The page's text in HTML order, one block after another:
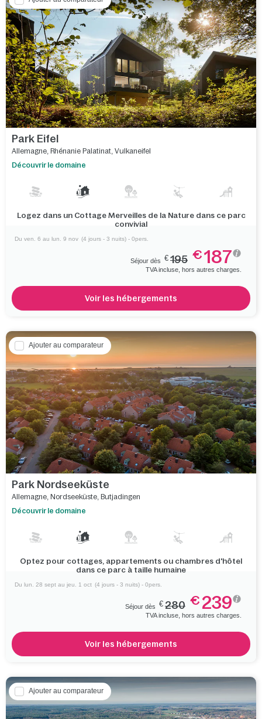
Park Eifel
Allemagne Rhénanie Palatinat Vulkaneifel
Découvrir le domaine
Logez dans un Cottage Merveilles de la Nature dans ce parc
convivial
Du ven. 6 au lun. 9 nov (4 jours - 3 nuits) - 0pers.
Séjour dès € 195 €187
TVA incluse, hors autres charges.
Voir les hébergements
Ajouter au comparateur
Park Nordseeküste
Allemagne Nordseeküste Butjadingen
Découvrir le domaine
Optez pour cottages, appartements ou chambres d'hôtel
dans ce parc à taille humaine
Du lun. 28 sept au jeu. 1 oct (4 jours - 3 nuits) - 0pers.
Séjour dès € 280 € 239
TVA incluse, hors autres charges.
Voir les hébergements
Ajouter au comparateur